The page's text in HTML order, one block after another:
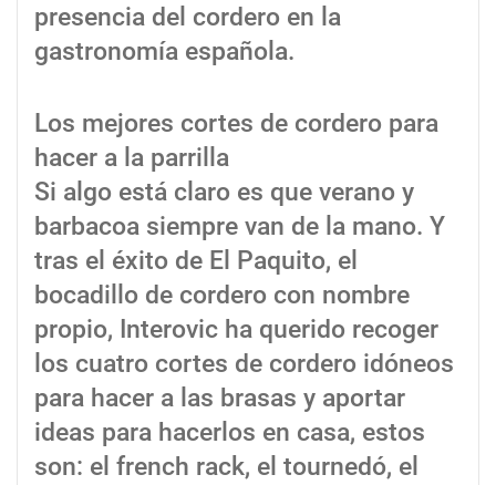
presencia del cordero en la
gastronomía española.
Los mejores cortes de cordero para
hacer a la parrilla
Si algo está claro es que verano y
barbacoa siempre van de la mano. Y
tras el éxito de El Paquito, el
bocadillo de cordero con nombre
propio, Interovic ha querido recoger
los cuatro cortes de cordero idóneos
para hacer a las brasas y aportar
ideas para hacerlos en casa, estos
son: el french rack, el tournedó, el